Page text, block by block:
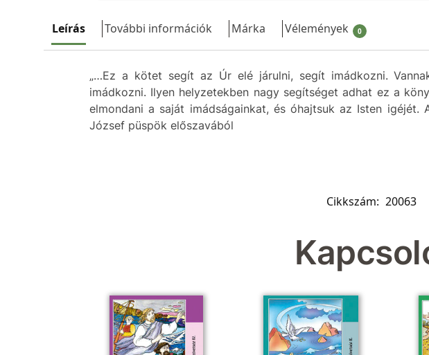
Leírás További információk Márka Vélemények 0
„…Ez a kötet segít az Úr elé járulni, segít imádkozni.
imádkozni. Ilyen helyzetekben nagy segítséget adhat ez a
elmondani a saját imádságainkat, és óhajtsuk az Isten
József püspök előszavából
Cikkszám: 20063